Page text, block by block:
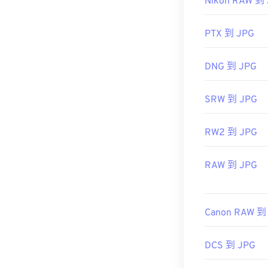
首次发布：
使用我们的 颜
PTX 到 JPG
DNG 到 JPG
SRW 到 JPG
RW2 到 JPG
RAW 到 JPG
Canon RAW
DCS 到 JPG